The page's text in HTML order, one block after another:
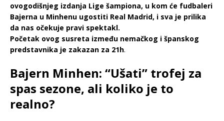
ovogodišnjeg izdanja Lige šampiona, u kom će fudbaleri
Bajerna u Minhenu ugostiti Real Madrid, i sva je prilika
da nas očekuje pravi spektakl.
Početak ovog susreta između nemačkog i španskog
predstavnika je zakazan za 21h.
Bajern Minhen: “Ušati” trofej za
spas sezone, ali koliko je to
realno?